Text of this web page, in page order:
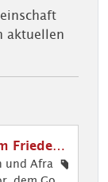
aktuellen
Friedens
und Afra